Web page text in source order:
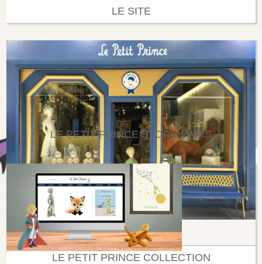
LE SITE
LE PETIT PRINCE STORE PARIS
LE PETIT PRINCE COLLECTION